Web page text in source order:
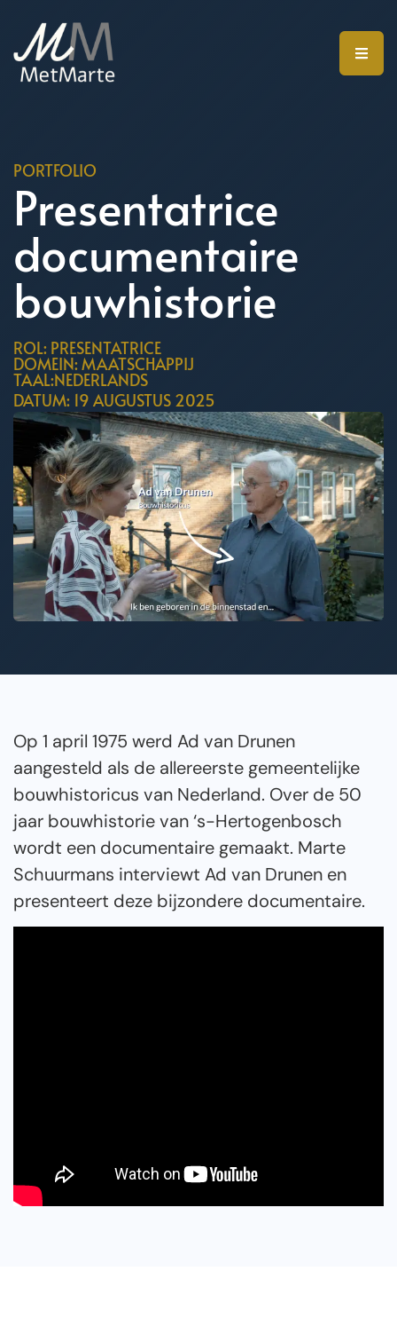
PORTFOLIO
Presentatrice
documentaire
bouwhistorie
ROL: PRESENTATRICE
DOMEIN: MAATSCHAPPIJ
TAAL:NEDERLANDS
DATUM: 19 AUGUSTUS 2025
Op 1 april 1975 werd Ad van Drunen
aangesteld als de allereerste gemeentelijke
bouwhistoricus van Nederland. Over de 50
jaar bouwhistorie van ‘s-Hertogenbosch
wordt een documentaire gemaakt. Marte
Schuurmans interviewt Ad van Drunen en
presenteert deze bijzondere documentaire.